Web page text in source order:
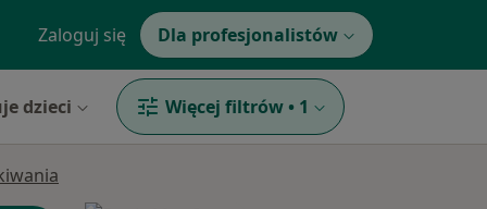
Zaloguj się Dla profesjonalistów
dzieci Więcej filtrów • 1